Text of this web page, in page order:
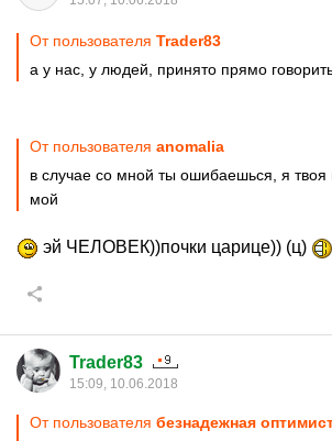
От пользователя Trader83
а у нас, у людей, принято прямо
От пользователя anomalia
в случае со мной ты ошибаешься, я твоя
мой
эй ЧЕЛОВЕК))почки царице)) (ц)
Trader83
15:09, 10.06.2018
От пользователя безнадежная